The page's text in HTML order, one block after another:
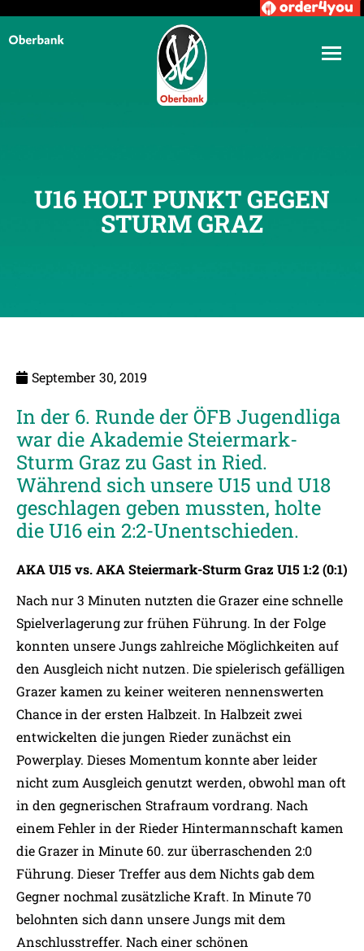
U16 HOLT PUNKT GEGEN
STURM GRAZ
September 30, 2019
In der 6. Runde der ÖFB Jugendliga
war die Akademie Steiermark-
Sturm Graz zu Gast in Ried.
Während sich unsere U15 und U18
geschlagen geben mussten, holte
die U16 ein 2:2-Unentschieden.
AKA U15 vs. AKA Steiermark-Sturm Graz U15 1:2 (0:1)
Nach nur 3 Minuten nutzten die Grazer eine schnelle
Spielverlagerung zur frühen Führung. In der Folge
konnten unsere Jungs zahlreiche Möglichkeiten auf
den Ausgleich nicht nutzen. Die spielerisch gefälligen
Grazer kamen zu keiner weiteren nennenswerten
Chance in der ersten Halbzeit. In Halbzeit zwei
entwickelten die jungen Rieder zunächst ein
Powerplay. Dieses Momentum konnte aber leider
nicht zum Ausgleich genutzt werden, obwohl man oft
in den gegnerischen Strafraum vordrang. Nach
einem Fehler in der Rieder Hintermannschaft kamen
die Grazer in Minute 60. zur überraschenden 2:0
Führung. Dieser Treffer aus dem Nichts gab dem
Gegner nochmal zusätzliche Kraft. In Minute 70
belohnten sich dann unsere Jungs mit dem
Anschlusstreffer. Nach einer schönen